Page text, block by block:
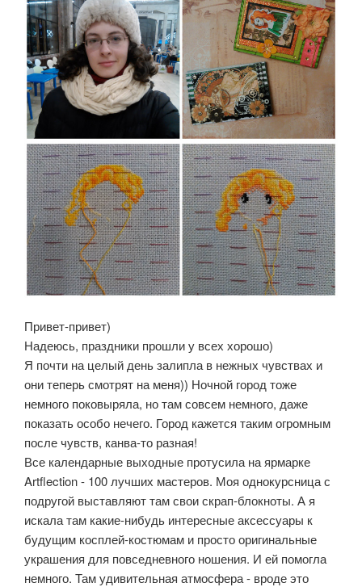
Привет-привет)
Надеюсь, праздники прошли у всех хорошо)
Я почти на целый день залипла в нежных чувствах и
они теперь смотрят на меня)) Ночной город тоже
немного поковыряла, но там совсем немного, даже
показать особо нечего. Город кажется таким огромным
после чувств, канва-то разная!
Все календарные выходные протусила на ярмарке
Artflection - 100 лучших мастеров. Моя однокурсница с
подругой выставляют там свои скрап-блокноты. А я
искала там какие-нибудь интересные аксессуары к
будущим косплей-костюмам и просто оригинальные
украшения для повседневного ношения. И ей помогла
немного. Там удивительная атмосфера - вроде это